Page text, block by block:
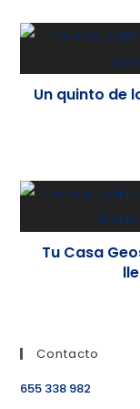
Un quinto de
Tu Casa
Contacto
655 338 982